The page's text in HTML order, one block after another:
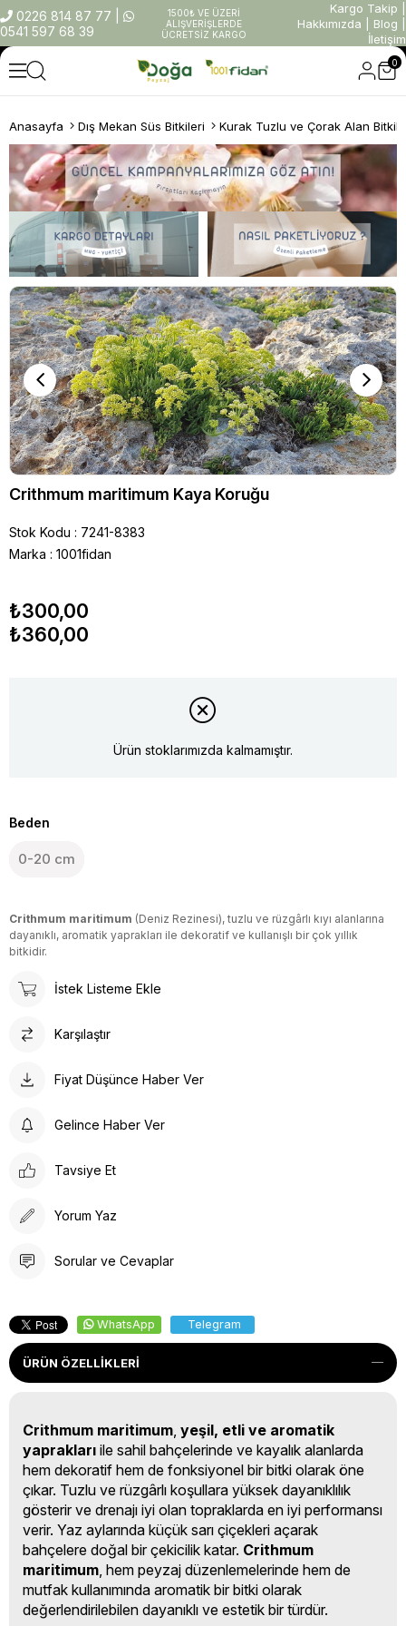
0226 814 87 77
0541 597 68 39
1500₺ VE ÜZERİ
ALIŞVERİŞLERDE
ÜCRETSİZ KARGO
Kargo Takip
Hakkımızda
Blog
İletişim
0
Anasayfa Dış Mekan Süs Bitkileri Kurak Tuzlu ve Çorak Alan
Crithmum maritimum Kaya Koruğu
Stok Kodu
7241-8383
Marka : 1001fidan
₺300,00
₺360,00
Ürün stoklarımızda kalmamıştır.
Beden
0-20 cm
Crithmum maritimum (Deniz Rezinesi), tuzlu ve rüzgârlı kıyı alanlarına
dayanıklı, aromatik yaprakları ile dekoratif ve kullanışlı bir çok yıllık
bitkidir.
İstek Listeme Ekle
Karşılaştır
Fiyat Düşünce Haber Ver
Gelince Haber Ver
Tavsiye Et
Yorum Yaz
Sorular ve Cevaplar
WhatsApp Telegram
ÜRÜN ÖZELLIKLERI
Crithmum maritimum yeşil, etli ve aromatik
yaprakları ile sahil bahçelerinde ve kayalık alanlarda
hem dekoratif hem de fonksiyonel bir bitki olarak öne
çıkar. Tuzlu ve rüzgârlı koşullara yüksek dayanıklılık
gösterir ve drenajı iyi olan topraklarda en iyi performansı
verir. Yaz aylarında küçük sarı çiçekleri açarak
bahçelere doğal bir çekicilik katar. Crithmum
maritimum , hem peyzaj düzenlemelerinde hem de
mutfak kullanımında aromatik bir bitki olarak
değerlendirilebilen dayanıklı ve estetik bir türdür.